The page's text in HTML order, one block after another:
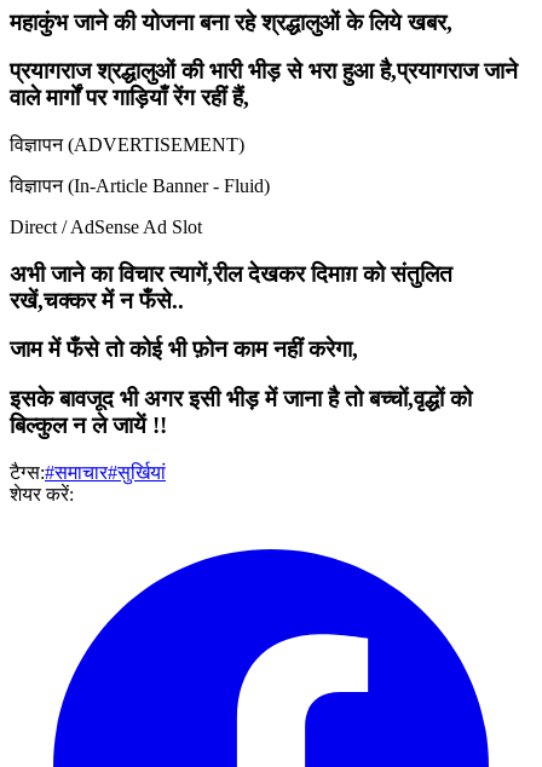
महाकुंभ जाने की योजना बना रहे श्रद्धालुओं के लिये खबर,
प्रयागराज श्रद्धालुओं की भारी भीड़ से भरा हुआ है,प्रयागराज जाने
वाले मार्गों पर गाड़ियाँ रेंग रहीं हैं,
विज्ञापन (ADVERTISEMENT)
विज्ञापन (In-Article Banner - Fluid)
Direct / AdSense Ad Slot
अभी जाने का विचार त्यागें,रील देखकर दिमाग़ को संतुलित
रखें,चक्कर में न फँसे..
जाम में फँसे तो कोई भी फ़ोन काम नहीं करेगा,
इसके बावजूद भी अगर इसी भीड़ में जाना है तो बच्चों,वृद्धों को
बिल्कुल न ले जायें !!
टैग्स:#समाचार#सुर्खियां
शेयर करें: